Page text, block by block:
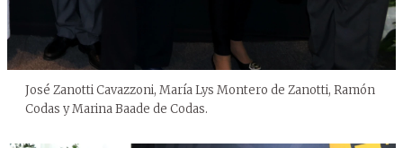
José Zanotti Cavazzoni, María Lys Montero de Zanotti, Ramón
Codas y Marina Baade de Codas.